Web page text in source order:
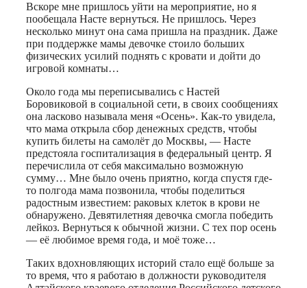
Вскоре мне пришлось уйти на мероприятие, но я
пообещала Насте вернуться. Не пришлось. Через
несколько минут она сама пришла на праздник. Даже
при поддержке мамы девочке стоило больших
физических усилий поднять с кровати и дойти до
игровой комнаты…
Около года мы переписывались с Настей
Боровиковой в социальной сети, в своих сообщениях
она ласково называла меня «Осень». Как-то увидела,
что мама открыла сбор денежных средств, чтобы
купить билеты на самолёт до Москвы, — Насте
предстояла госпитализация в федеральный центр. Я
перечислила от себя максимально возможную
сумму… Мне было очень приятно, когда спустя где-
то полгода мама позвонила, чтобы поделиться
радостным известием: раковых клеток в крови не
обнаружено. Девятилетняя девочка смогла победить
лейкоз. Вернуться к обычной жизни. С тех пор осень
— её любимое время года, и моё тоже…
Таких вдохновляющих историй стало ещё больше за
то время, что я работаю в должности руководителя